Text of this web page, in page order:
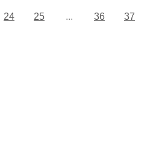
24 25 ... 36 37